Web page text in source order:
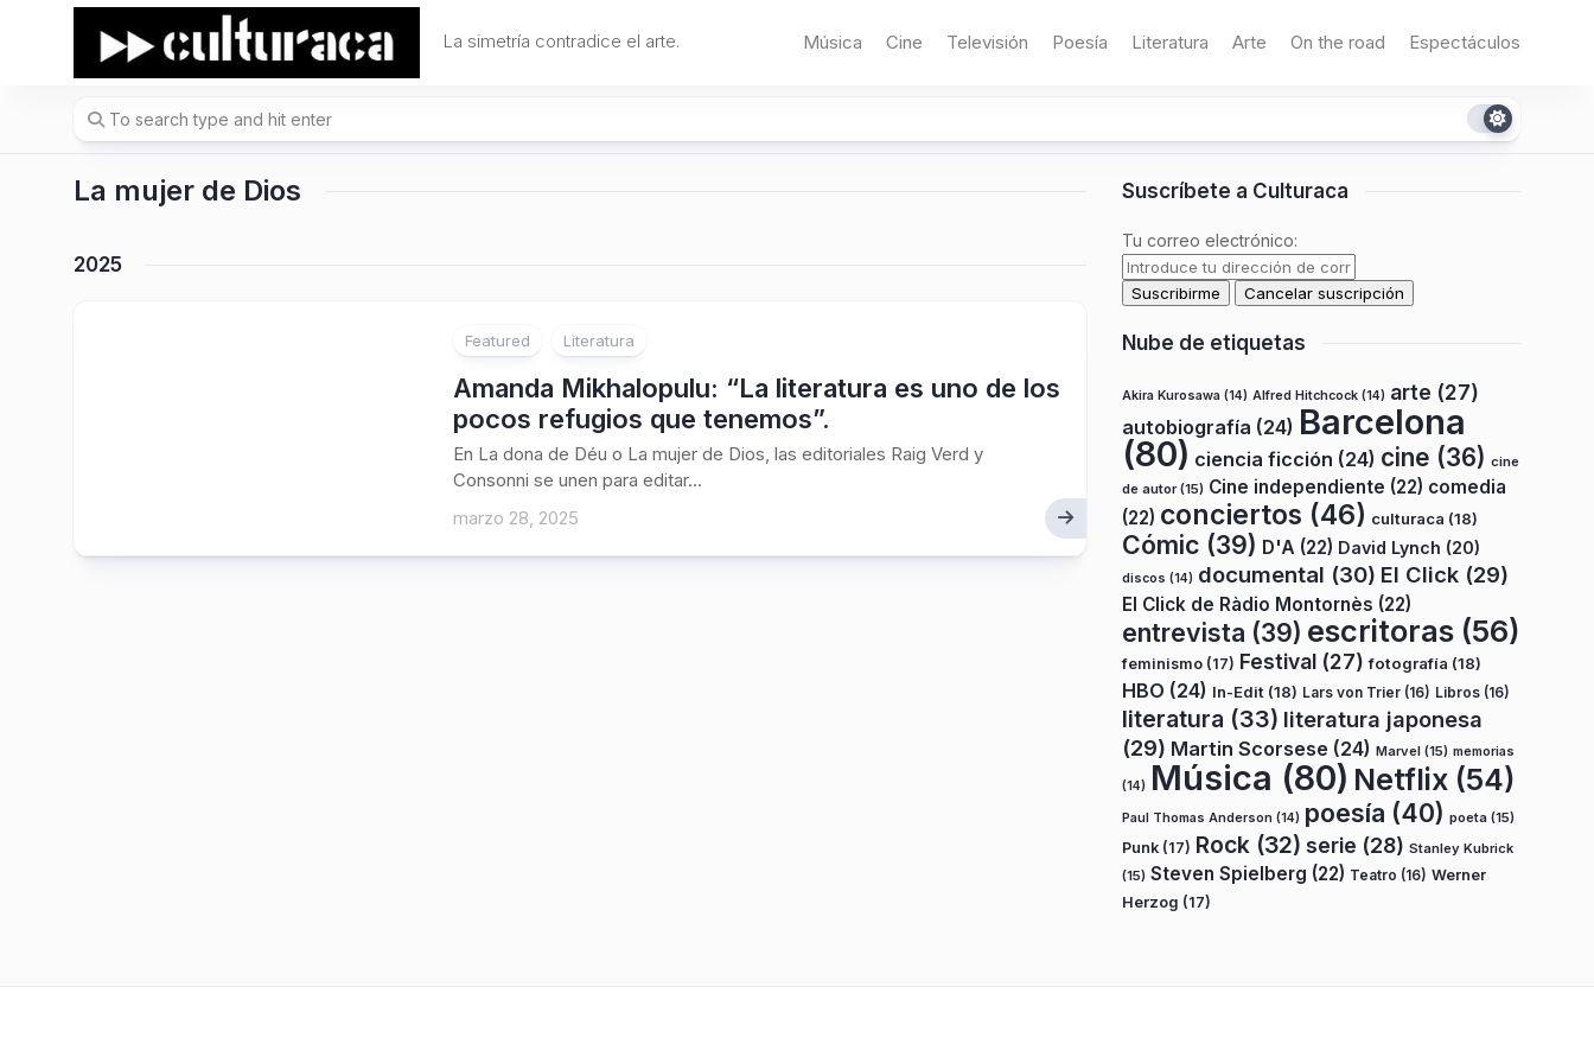
La simetría contradice el arte. Música Cine Televisión Poesía Literatura Arte On the road Espectáculos
La mujer de Dios
2025
Featured Literatura
Amanda Mikhalopulu: “La literatura es uno de los
pocos refugios que tenemos”.
En La dona de Déu o La mujer de Dios, las editoriales Raig Verd y
Consonni se unen para editar...
marzo 28, 2025
Suscríbete a Culturaca
Tu correo electrónico:
Nube de etiquetas
Akira Kurosawa (14) Alfred Hitchcock (14) arte (27)
autobiografía (24) Barcelona
(80) ciencia ficción (24) cine (36) cine
de autor(15) Cine independiente (22) comedia
(22) conciertos (46) culturaca (18)
Cómic (39) D'A (22) David Lynch (20)
discos (14) documental (30) El Click (29)
El Click de Ràdio Montornès (22)
entrevista (39) escritoras (56)
feminismo (17) Festival (27) fotografía (18)
HBO (24) In-Edit (18) Lars von Trier (16) Libros (16)
literatura (33) literatura japonesa
(29) Martin Scorsese (24) Marvel (15) memorias
(14) Música (80) Netflix (54)
Paul Thomas Anderson (14) poesía (40) poeta (15)
Punk (17) Rock (32) serie (28) Stanley Kubrick
(15) Steven Spielberg (22) Teatro (16) Werner
Herzog (17)